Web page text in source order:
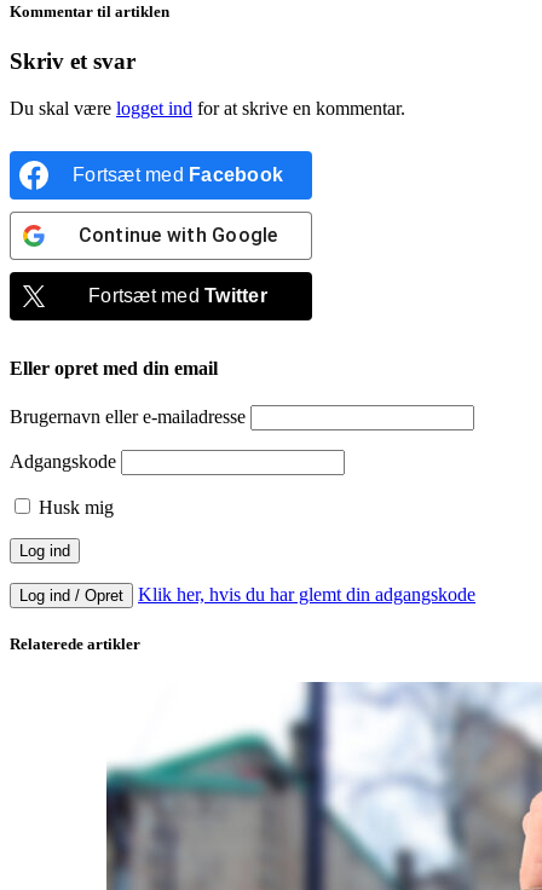
Kommentar til artiklen
Skriv et svar
Du skal være logget ind for at skrive en kommentar.
Fortsæt med Facebook
Continue with Google
Fortsæt medTwitter
Eller opret med din email
Brugernavn eller e-mailadresse
Adgangskode
Husk mig
Log ind / Opret Klik her, hvis du har glemt din adgangskode
Relaterede artikler